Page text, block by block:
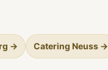
→ Catering Neuss →